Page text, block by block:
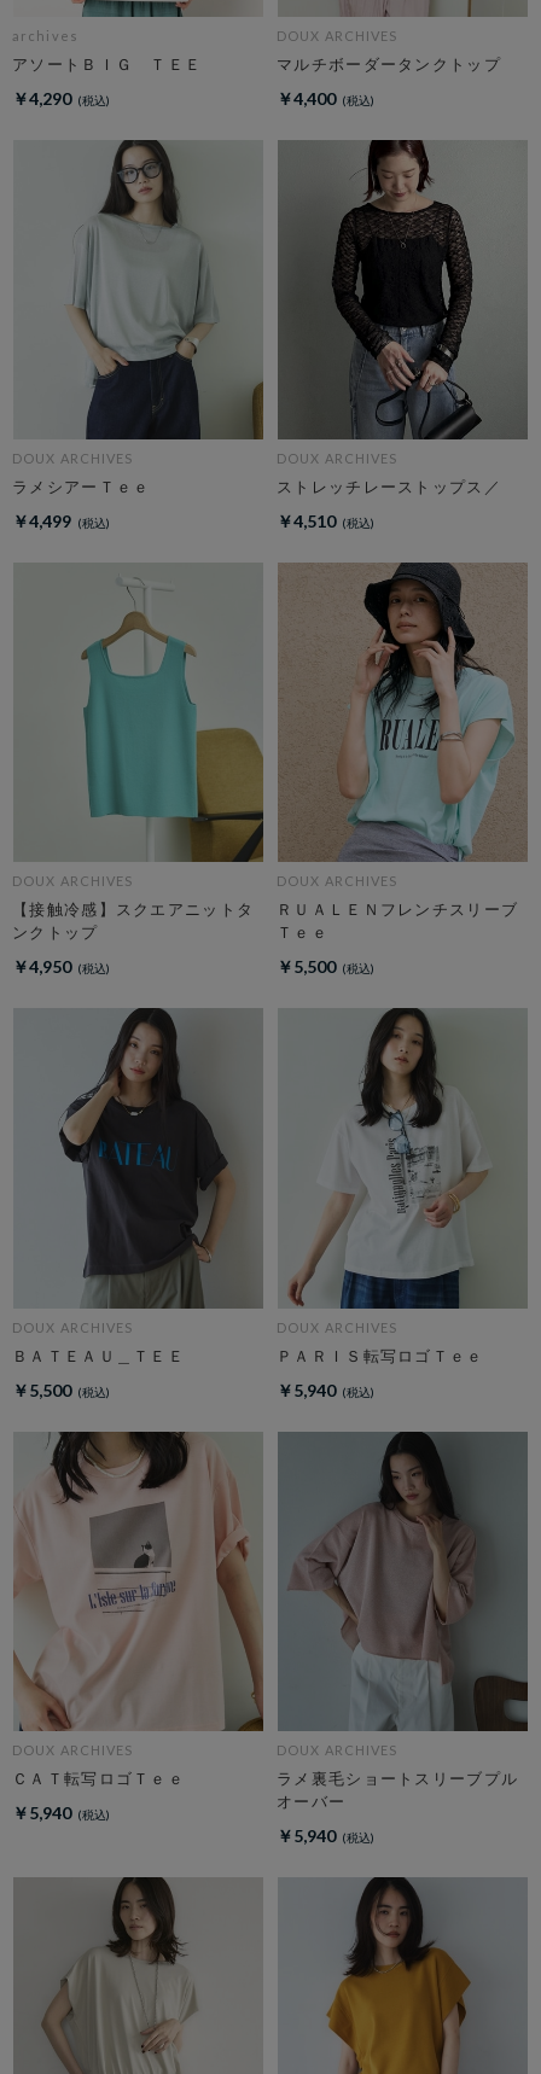
archives
アソートＢＩＧ ＴＥＥ
￥4,290
DOUX ARCHIVES
マルチボーダータンクトップ
￥4,400
DOUX ARCHIVES
ラメシアーＴｅｅ
￥4,499
DOUX ARCHIVES
ストレッチレーストップス／
￥4,510
DOUX ARCHIVES
【接触冷感】スクエアニットタ
ンクトップ
￥4,950
DOUX ARCHIVES
ＲＵＡＬＥＮフレンチスリーブ
Ｔｅｅ
￥5,500
DOUX ARCHIVES
ＢＡＴＥＡＵ＿ＴＥＥ
￥5,500
DOUX ARCHIVES
ＰＡＲＩＳ転写ロゴＴｅｅ
￥5,940
DOUX ARCHIVES
ＣＡＴ転写ロゴＴｅｅ
￥5,940
DOUX ARCHIVES
ラメ裏毛ショートスリーブプル
オーバー
￥5,940